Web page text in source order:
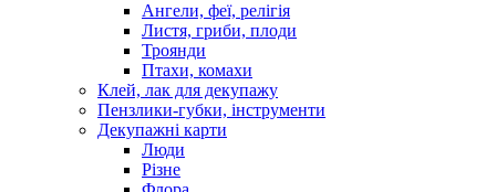
Ангели, феї, релігія
Листя, гриби, плоди
Троянди
Птахи, комахи
Клей, лак для декупажу
Пензлики-губки, інструменти
Декупажні карти
Люди
Різне